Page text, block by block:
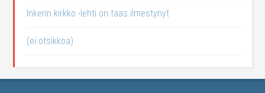
Inkerin kirkko -lehti on taas ilmestynyt
(ei otsikkoa)